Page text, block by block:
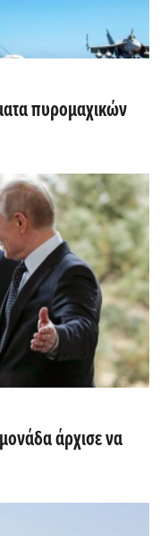
πυρομαχικών
άρχισε να